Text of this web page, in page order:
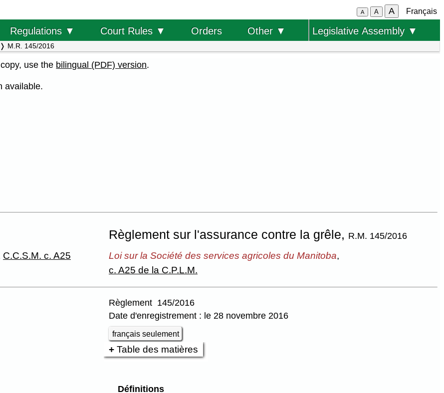
A A A Français
Regulations ▼ Court Rules ▼ Orders Other ▼ Legislative Assembly ▼
M.R. 145/2016
use the bilingual (PDF) version.
available.
Règlement sur l'assurance contre la grêle, R.M. 145/2016
C.C.S.M. c. A25 Loi sur la Société des services agricoles du Manitoba,
c. A25 de la C.P.L.M.
Règlement 145/2016
Date d'enregistrement : le 28 novembre 2016
français seulement
Table des matières
Définitions